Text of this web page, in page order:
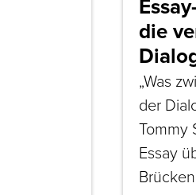
die
„Was
der
Tommy
Essay